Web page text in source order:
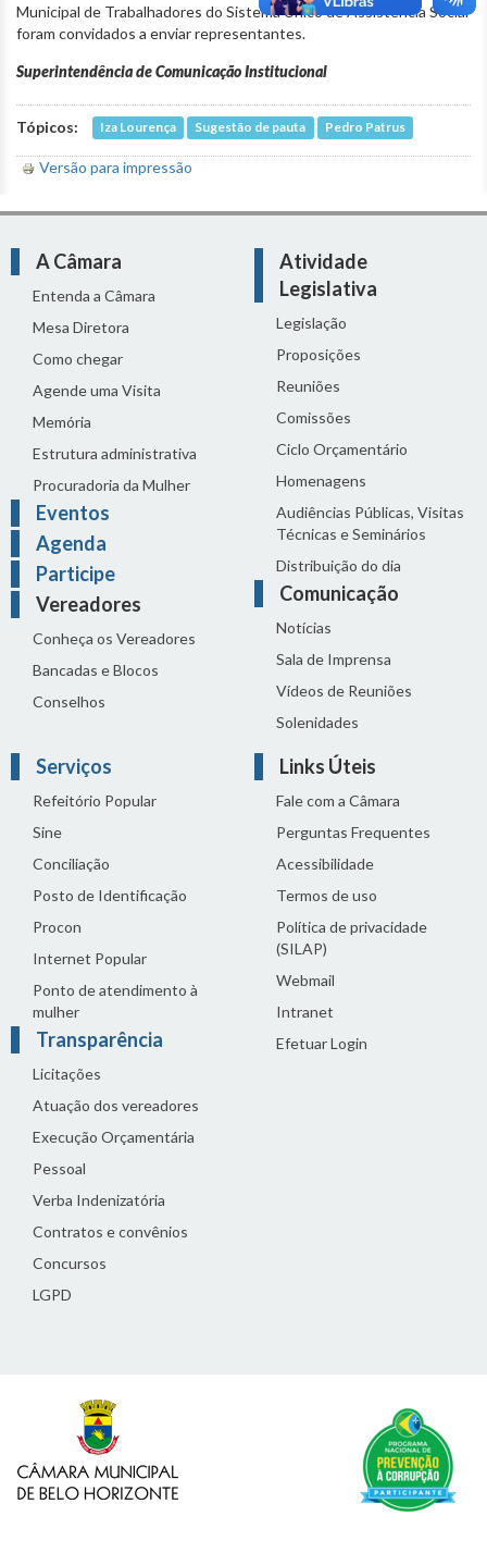
Municipal de Trabalhadores do Sistema Único de Assistência Social
foram convidados a enviar representantes.
Superintendência de Comunicação Institucional
Tópicos: Iza Lourença Sugestão de pauta Pedro Patrus
Versão para impressão
A Câmara
Entenda a Câmara
Mesa Diretora
Como chegar
Agende uma Visita
Memória
Estrutura administrativa
Procuradoria da Mulher
Eventos
Agenda
Participe
Vereadores
Conheça os Vereadores
Bancadas e Blocos
Conselhos
Atividade
Legislativa
Legislação
Proposições
Reuniões
Comissões
Ciclo Orçamentário
Homenagens
Audiências Públicas, Visitas
Técnicas e Seminários
Distribuição do dia
Comunicação
Notícias
Sala de Imprensa
Vídeos de Reuniões
Solenidades
Serviços
Refeitório Popular
Sine
Conciliação
Posto de Identificação
Procon
Internet Popular
Ponto de atendimento à
mulher
Transparência
Licitações
Atuação dos vereadores
Execução Orçamentária
Pessoal
Verba Indenizatória
Contratos e convênios
Concursos
LGPD
Links Úteis
Fale com a Câmara
Perguntas Frequentes
Acessibilidade
Termos de uso
Política de privacidade
(SILAP)
Webmail
Intranet
Efetuar Login